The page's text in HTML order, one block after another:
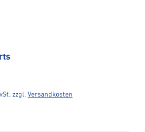
zzgl. Versandkosten